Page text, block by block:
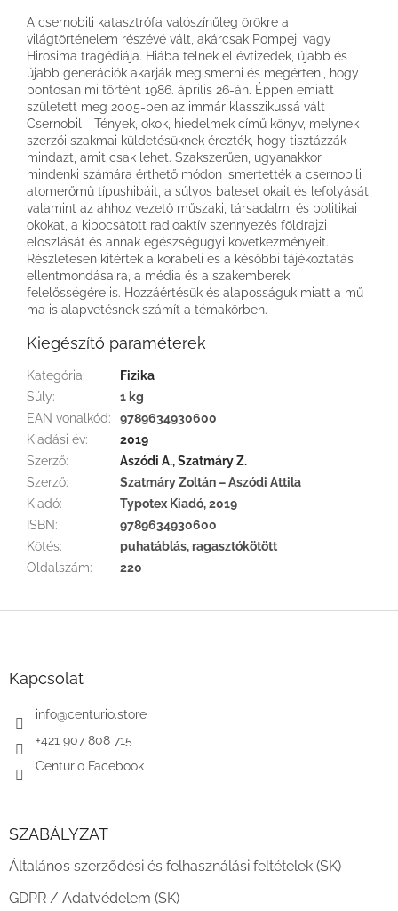
A csernobili katasztrófa valószínűleg örökre a
világtörténelem részévé vált, akárcsak Pompeji vagy
Hirosima tragédiája. Hiába telnek el évtizedek, újabb és
újabb generációk akarják megismerni és megérteni, hogy
pontosan mi történt 1986. április 26-án. Éppen emiatt
született meg 2005-ben az immár klasszikussá vált
Csernobil - Tények, okok, hiedelmek című könyv, melynek
szerzői szakmai küldetésüknek érezték, hogy tisztázzák
mindazt, amit csak lehet. Szakszerűen, ugyanakkor
mindenki számára érthető módon ismertették a csernobili
atomerőmű típushibáit, a súlyos baleset okait és lefolyását,
valamint az ahhoz vezető műszaki, társadalmi és politikai
okokat, a kibocsátott radioaktív szennyezés földrajzi
eloszlását és annak egészségügyi következményeit.
Részletesen kitértek a korabeli és a későbbi tájékoztatás
ellentmondásaira, a média és a szakemberek
felelősségére is. Hozzáértésük és alaposságuk miatt a mű
ma is alapvetésnek számít a témakörben.
Kiegészítő paraméterek
Kategória:
Fizika
Súly:
1 kg
EAN vonalkód:
9789634930600
Kiadási év:
2019
Szerző:
Aszódi A., Szatmáry Z.
Szerző:
Szatmáry Zoltán – Aszódi Attila
Kiadó:
Typotex Kiadó, 2019
ISBN:
9789634930600
Kötés:
puhatáblás, ragasztókötött
Oldalszám: 220
Kapcsolat
info@centurio.store
+421 907 808 715
Centurio Facebook
SZABÁLYZAT
Általános szerződési és felhasználási feltételek (SK)
GDPR / Adatvédelem (SK)